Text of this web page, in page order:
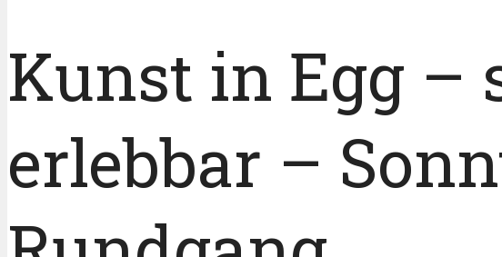
Kunst in Egg –
erlebbar –